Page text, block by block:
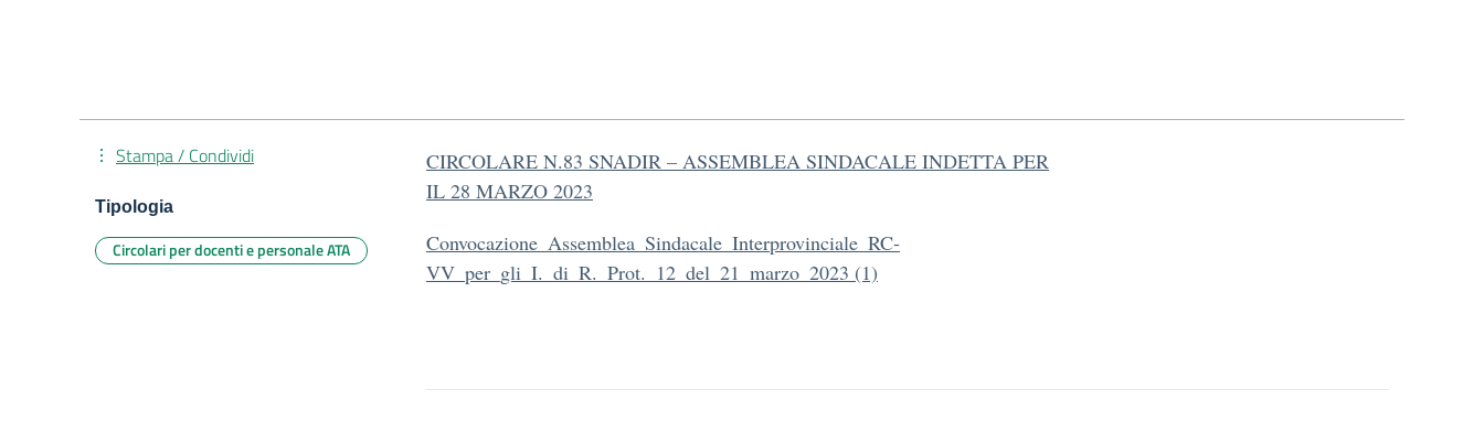
CIRCOLARE N.83 SNADIR – ASSEMBLEA SINDACALE INDETTA PER
IL 28 MARZO 2023
Convocazione_Assemblea_Sindacale_Interprovinciale_RC-
VV_per_gli_I._di_R._Prot._12_del_21_marzo_2023 (1)
Stampa / Condividi
Tipologia
Circolari per docenti e personale ATA